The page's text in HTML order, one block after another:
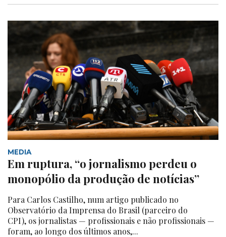
MEDIA
Em ruptura, “o jornalismo perdeu o
monopólio da produção de notícias”
Para Carlos Castilho, num artigo publicado no
Observatório da Imprensa do Brasil (parceiro do
CPI), os jornalistas — profissionais e não profissionais —
foram, ao longo dos últimos anos,...